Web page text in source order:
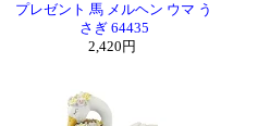
プレゼント 馬 メルヘン ウマ う
さぎ 64435
2,420円